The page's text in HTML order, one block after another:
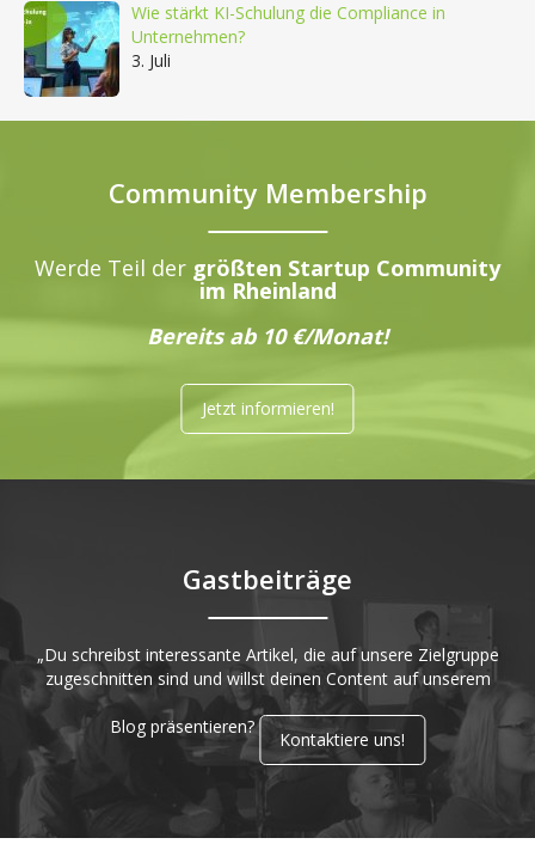
Wie stärkt KI-Schulung die Compliance in
Unternehmen?
3. Juli
Community Membership
Werde Teil der größten Startup Community
im Rheinland
Bereits ab 10 €/Monat!
Jetzt informieren!
Gastbeiträge
„Du schreibst interessante Artikel, die auf unsere Zielgruppe
zugeschnitten sind und willst deinen Content auf unserem
Blog präsentieren?
Kontaktiere uns!